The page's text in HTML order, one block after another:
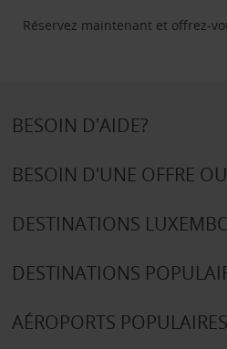
Réservez maintenant et offrez-
BESOIN D'AIDE?
BESOIN D'UNE OFFRE
DESTINATIONS
DESTINATIONS
AÉROPORTS POPULAIRES